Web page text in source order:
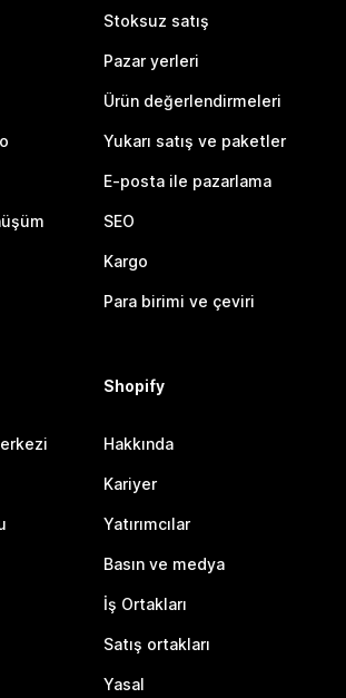
Stoksuz satış
Pazar yerleri
Ürün değerlendirmeleri
Yukarı satış ve paketler
E-posta ile pazarlama
SEO
Kargo
Para birimi ve çeviri
Shopify
Hakkında
Kariyer
Yatırımcılar
Basın ve medya
İş Ortakları
Satış ortakları
Yasal